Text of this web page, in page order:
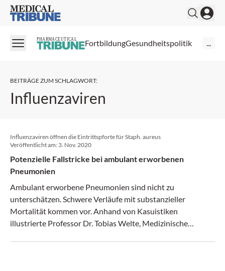
Medical Tribune
PHARMACEUTICAL FortbildungGesundheitspolitik ...
BEITRÄGE ZUM SCHLAGWORT:
Influenzaviren
Influenzaviren öffnen die Eintrittspforte für Staph. aureus
Veröffentlicht am: 3. Nov. 2020
Potenzielle Fallstricke bei ambulant erworbenen
Pneumonien
Ambulant erworbene Pneumonien sind nicht zu
unterschätzen. Schwere Verläufe mit substanzieller
Mortalität kommen vor. Anhand von Kasuistiken
illustrierte Professor Dr. Tobias Welte, Medizinische